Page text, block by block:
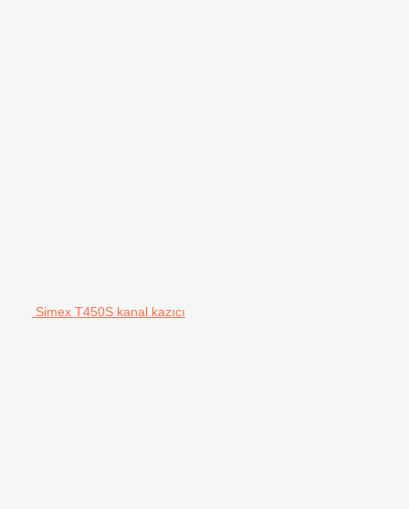
Simex T450S kanal kazıcı